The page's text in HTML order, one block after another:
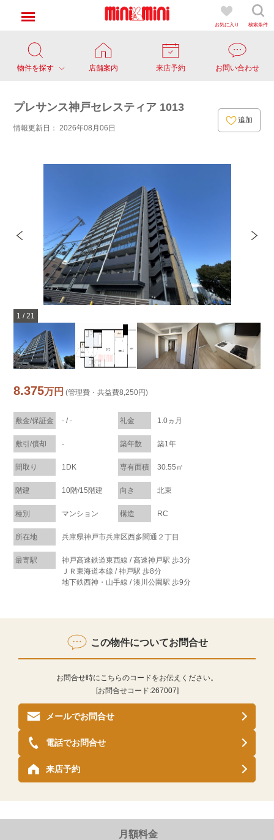
お気に入り 検索条件
物件を探す 店舗案内 来店予約 お問い合わせ
プレサンス神戸セレスティア 1013
情報更新日： 2026年08月06日
追加
1 /21
8.375万円 (管理費・共益費8,250円)
敷金/保証金 - / - 礼金 1.0ヵ月
敷引/償却 - 築年数 築1年
間取り 1DK 専有面積 30.55㎡
階建 10階/15階建 向き 北東
種別 マンション 構造 RC
所在地 兵庫県神戸市兵庫区西多聞通２丁目
最寄駅
神戸高速鉄道東西線 / 高速神戸駅 歩3分
ＪＲ東海道本線 / 神戸駅 歩8分
地下鉄西神・山手線 / 湊川公園駅 歩9分
この物件についてお問合せ
お問合せ時にこちらのコードをお伝えください。
[お問合せコード:267007]
メールでお問合せ
来店予約
電話でお問合せ
月額料金